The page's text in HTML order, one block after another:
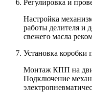
Регулировка и
Настройка
работы делителя и
свежего масла
Установка коробки
Монтаж КПП на
Подключение